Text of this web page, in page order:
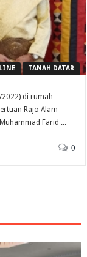
TANAH DATAR
di rumah
Rajo Alam
Farid ...
0